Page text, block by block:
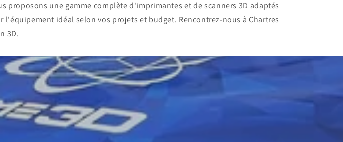
proposons une gamme complète d'imprimantes et de scanners 3D adaptés
idéal selon vos projets et budget. Rencontrez-nous à Chartres
3D.